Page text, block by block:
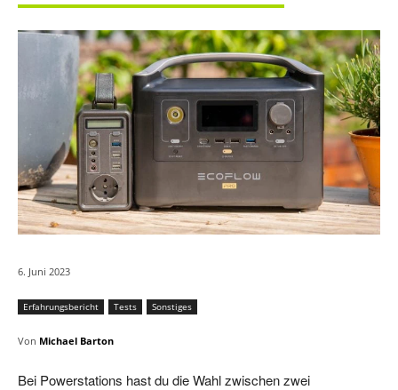
6. Juni 2023
Erfahrungsbericht Tests Sonstiges
Von Michael Barton
Bei Powerstations hast du die Wahl zwischen zwei